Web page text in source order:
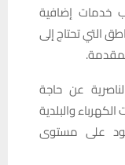
خدمات إضافية
التي تحتاج إلى
عن حاجة
والبلدية
على مستوى